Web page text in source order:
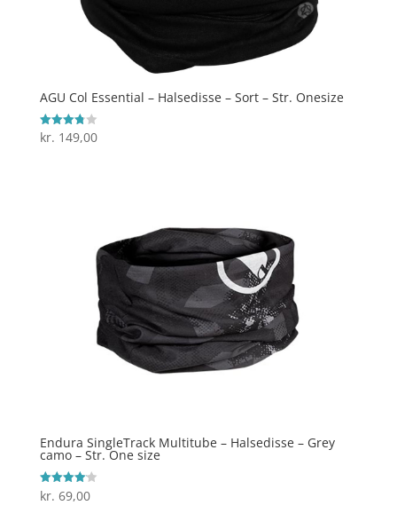
AGU Col Essential – Halsedisse – Sort – Str. Onesize
Vurderet
3.8
kr. 149,00
Endura SingleTrack Multitube – Halsedisse – Grey
camo – Str. One size
Vurderet
4.1
kr. 69,00